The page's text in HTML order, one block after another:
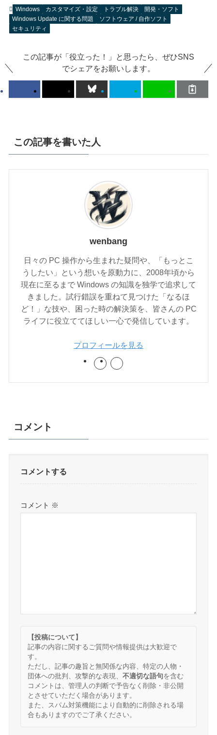
Windows カスタマイズ・設定 トラブル解決
開発・ソフト
Windows Update に関する問題
ソフトウェア / 自作ソフト
セキュリティ
この記事が「役立った！」と思ったら、ぜひSNS
でシェアをお願いします。
この記事を書いた人
wenbang
日々の PC 操作から生まれた疑問や、「もっとこ
うしたい」という想いを原動力に、2008年頃から
現在に至るまで Windows の知識を独学で追求して
きました。試行錯誤を重ねて見つけた「なるほ
ど！」な技や、困った時の解決策を、皆さんの PC
ライフに役立ててほしい一心で発信しています。
プロフィールを見る
コメント
コメントする
コメント ※
【投稿について】
記事の内容に関するご質問や情報提供は大歓迎で
す。
ただし、記事の趣旨と無関係な内容、特定の人物・
団体への批判、攻撃的な表現、 不適切な語句を含む
コメントは、管理人の判断で予告なく削除・非公開
とさせていただく場合があります。
また、スパム対策機能により自動的に削除される場
合もありますのでご了承ください。